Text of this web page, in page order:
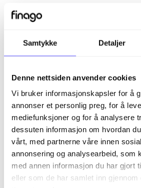
Samtykke Detaljer
Denne nettsiden anvender cookies
Vi bruker informasjonskapsler for å
annonser et personlig preg, for å
mediefunksjoner og for å analysere
dessuten informasjon om hvordan
vårt, med partnerne våre innen
annonsering og analysearbeid, som
med annen informasjon du har gjort
eller som de har samlet inn gjennom
Relaterte artikler
Timeregistrering i Finago Control
Hvorfor vises ulike tjenester for
jeg skal gjøre min risikovurdering på
Kan jeg bruke Finago Control til
om jeg ikke jobber i et
Kom i gang
Regnskap
Regnskap